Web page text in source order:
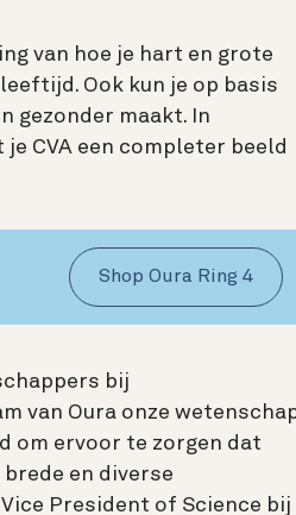
van hoe je hart en grote
Ook kun je op basis
gezonder maakt. In
CVA een completer beeld
Shop Oura Ring 4
bij
van Oura onze
om ervoor te zorgen dat
en diverse
President of Science bij